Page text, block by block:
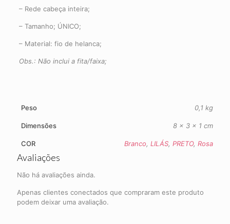
– Rede cabeça inteira;
– Tamanho; ÚNICO;
– Material: fio de helanca;
Obs.: Não inclui a fita/faixa;
Peso 0,1 kg
Dimensões 8 × 3 × 1 cm
COR Branco, LILÁS, PRETO, Rosa
Avaliações
Não há avaliações ainda.
Apenas clientes conectados que compraram este produto
podem deixar uma avaliação.